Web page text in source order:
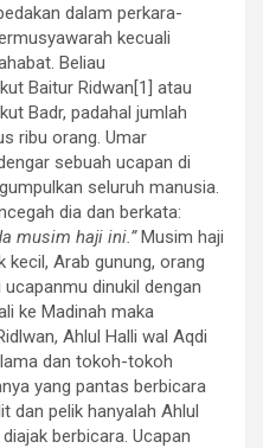
dalam perkara-
kecuali
Beliau
Baitur Ridwan[1] atau
Badr, padahal jumlah
ribu orang. Umar
sebuah ucapan di
seluruh manusia.
dia dan berkata:
musim haji ini.”Musim haji
kecil, Arab gunung, orang
dinukil dengan
ke Madinah maka
Ahlul Halli wal Aqdi
dan tokoh-tokoh
yang pantas berbicara
dan pelik hanyalah Ahlul
berbicara. Ucapan